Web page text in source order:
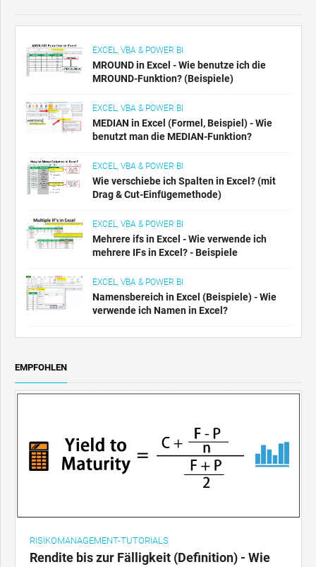
EXCEL, VBA & POWER BI
MROUND in Excel - Wie benutze ich die
MROUND-Funktion? (Beispiele)
EXCEL, VBA & POWER BI
MEDIAN in Excel (Formel, Beispiel) - Wie
benutzt man die MEDIAN-Funktion?
EXCEL, VBA & POWER BI
Wie verschiebe ich Spalten in Excel? (mit
Drag & Cut-Einfügemethode)
EXCEL, VBA & POWER BI
Mehrere ifs in Excel - Wie verwende ich
mehrere IFs in Excel? - Beispiele
EXCEL, VBA & POWER BI
Namensbereich in Excel (Beispiele) - Wie
verwende ich Namen in Excel?
EMPFOHLEN
RISIKOMANAGEMENT-TUTORIALS
Rendite bis zur Fälligkeit (Definition) - Wie